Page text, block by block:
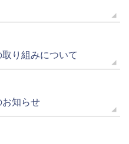
り組みについて
お知らせ